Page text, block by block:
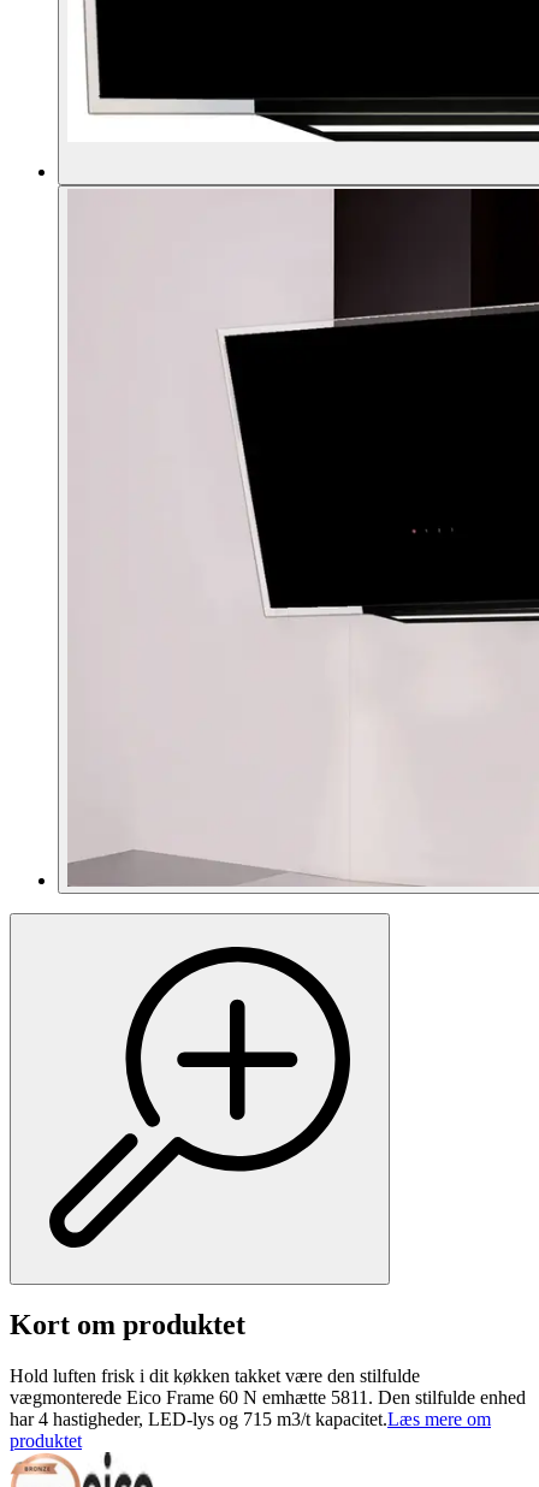
Kort om produktet
Hold luften frisk i dit køkken takket være den stilfulde
vægmonterede Eico Frame 60 N emhætte 5811. Den stilfulde enhed
har 4 hastigheder, LED-lys og 715 m3/t kapacitet.Læs mere om
produktet